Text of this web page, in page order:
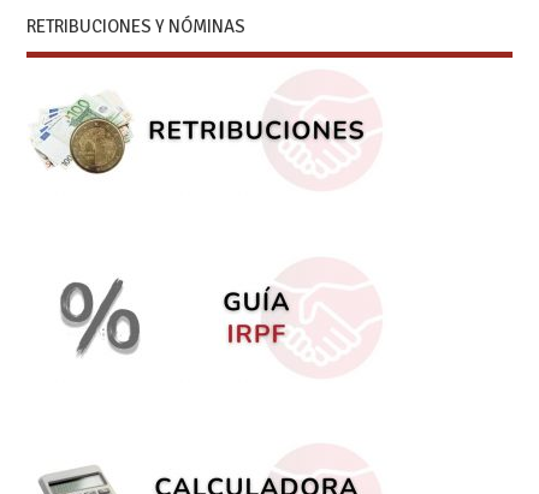
RETRIBUCIONES Y NÓMINAS